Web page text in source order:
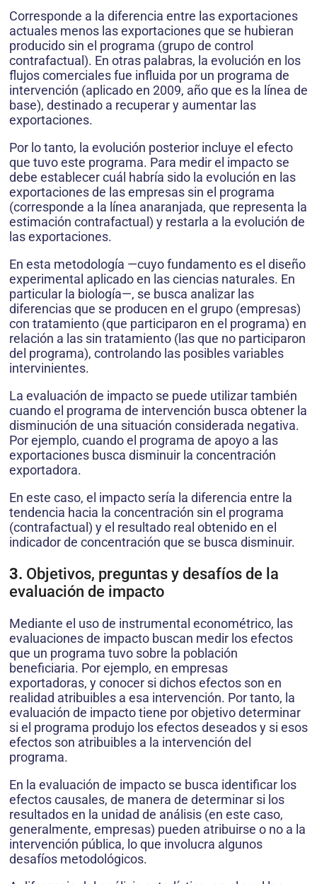
Corresponde a la diferencia entre las exportaciones
actuales menos las exportaciones que se hubieran
producido sin el programa (grupo de control
contrafactual). En otras palabras, la evolución en los
flujos comerciales fue influida por un programa de
intervención (aplicado en 2009, año que es la línea de
base), destinado a recuperar y aumentar las
exportaciones.
Por lo tanto, la evolución posterior incluye el efecto
que tuvo este programa. Para medir el impacto se
debe establecer cuál habría sido la evolución en las
exportaciones de las empresas sin el programa
(corresponde a la línea anaranjada, que representa la
estimación contrafactual) y restarla a la evolución de
las exportaciones.
En esta metodología —cuyo fundamento es el diseño
experimental aplicado en las ciencias naturales. En
particular la biología—, se busca analizar las
diferencias que se producen en el grupo (empresas)
con tratamiento (que participaron en el programa) en
relación a las sin tratamiento (las que no participaron
del programa), controlando las posibles variables
intervinientes.
La evaluación de impacto se puede utilizar también
cuando el programa de intervención busca obtener la
disminución de una situación considerada negativa.
Por ejemplo, cuando el programa de apoyo a las
exportaciones busca disminuir la concentración
exportadora.
En este caso, el impacto sería la diferencia entre la
tendencia hacia la concentración sin el programa
(contrafactual) y el resultado real obtenido en el
indicador de concentración que se busca disminuir.
3. Objetivos, preguntas y desafíos de la
evaluación de impacto
Mediante el uso de instrumental econométrico, las
evaluaciones de impacto buscan medir los efectos
que un programa tuvo sobre la población
beneficiaria. Por ejemplo, en empresas
exportadoras, y conocer si dichos efectos son en
realidad atribuibles a esa intervención. Por tanto, la
evaluación de impacto tiene por objetivo determinar
si el programa produjo los efectos deseados y si esos
efectos son atribuibles a la intervención del
programa.
En la evaluación de impacto se busca identificar los
efectos causales, de manera de determinar si los
resultados en la unidad de análisis (en este caso,
generalmente, empresas) pueden atribuirse o no a la
intervención pública, lo que involucra algunos
desafíos metodológicos.